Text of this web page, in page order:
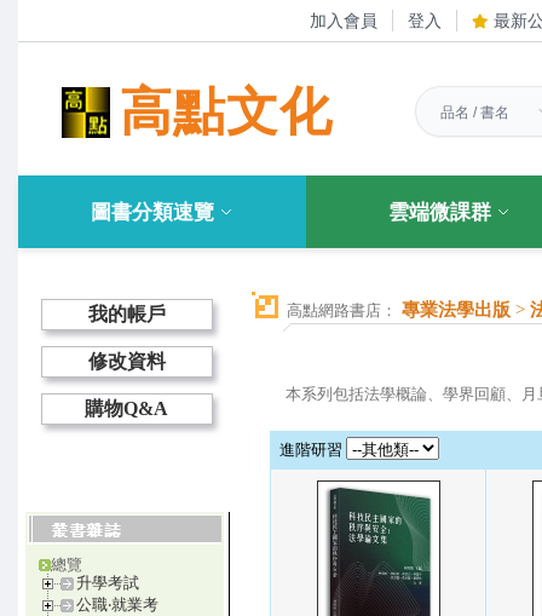
加入會員 登入 最新
高點文化
圖書分類速覽 雲端微課群
我的帳戶
修改資料
購物Q&A
總覽
升學考試
公職‧就業考
高點網路書店： 專業法學出版 >
本系列包括法學概論、學界回顧、
進階研習